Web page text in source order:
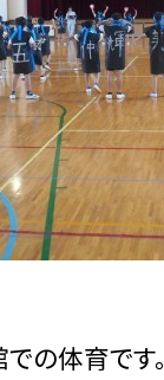
の体育です。